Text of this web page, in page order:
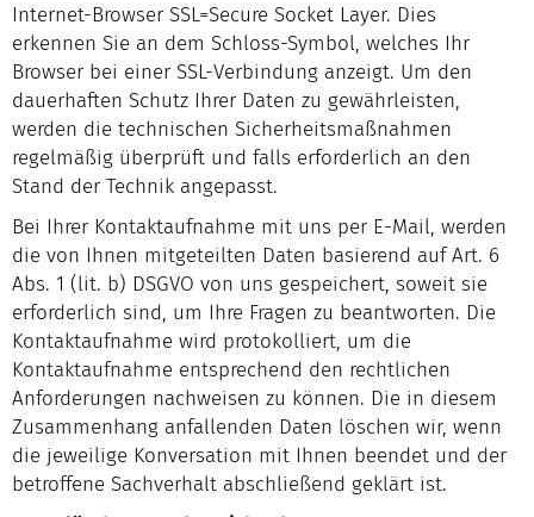
Internet-Browser SSL=Secure Socket Layer. Dies
erkennen Sie an dem Schloss-Symbol, welches Ihr
Browser bei einer SSL-Verbindung anzeigt. Um den
dauerhaften Schutz Ihrer Daten zu gewährleisten,
werden die technischen Sicherheitsmaßnahmen
regelmäßig überprüft und falls erforderlich an den
Stand der Technik angepasst.
Bei Ihrer Kontaktaufnahme mit uns per E-Mail, werden
die von Ihnen mitgeteilten Daten basierend auf Art. 6
Abs. 1 (lit. b) DSGVO von uns gespeichert, soweit sie
erforderlich sind, um Ihre Fragen zu beantworten. Die
Kontaktaufnahme wird protokolliert, um die
Kontaktaufnahme entsprechend den rechtlichen
Anforderungen nachweisen zu können. Die in diesem
Zusammenhang anfallenden Daten löschen wir, wenn
die jeweilige Konversation mit Ihnen beendet und der
betroffene Sachverhalt abschließend geklärt ist.